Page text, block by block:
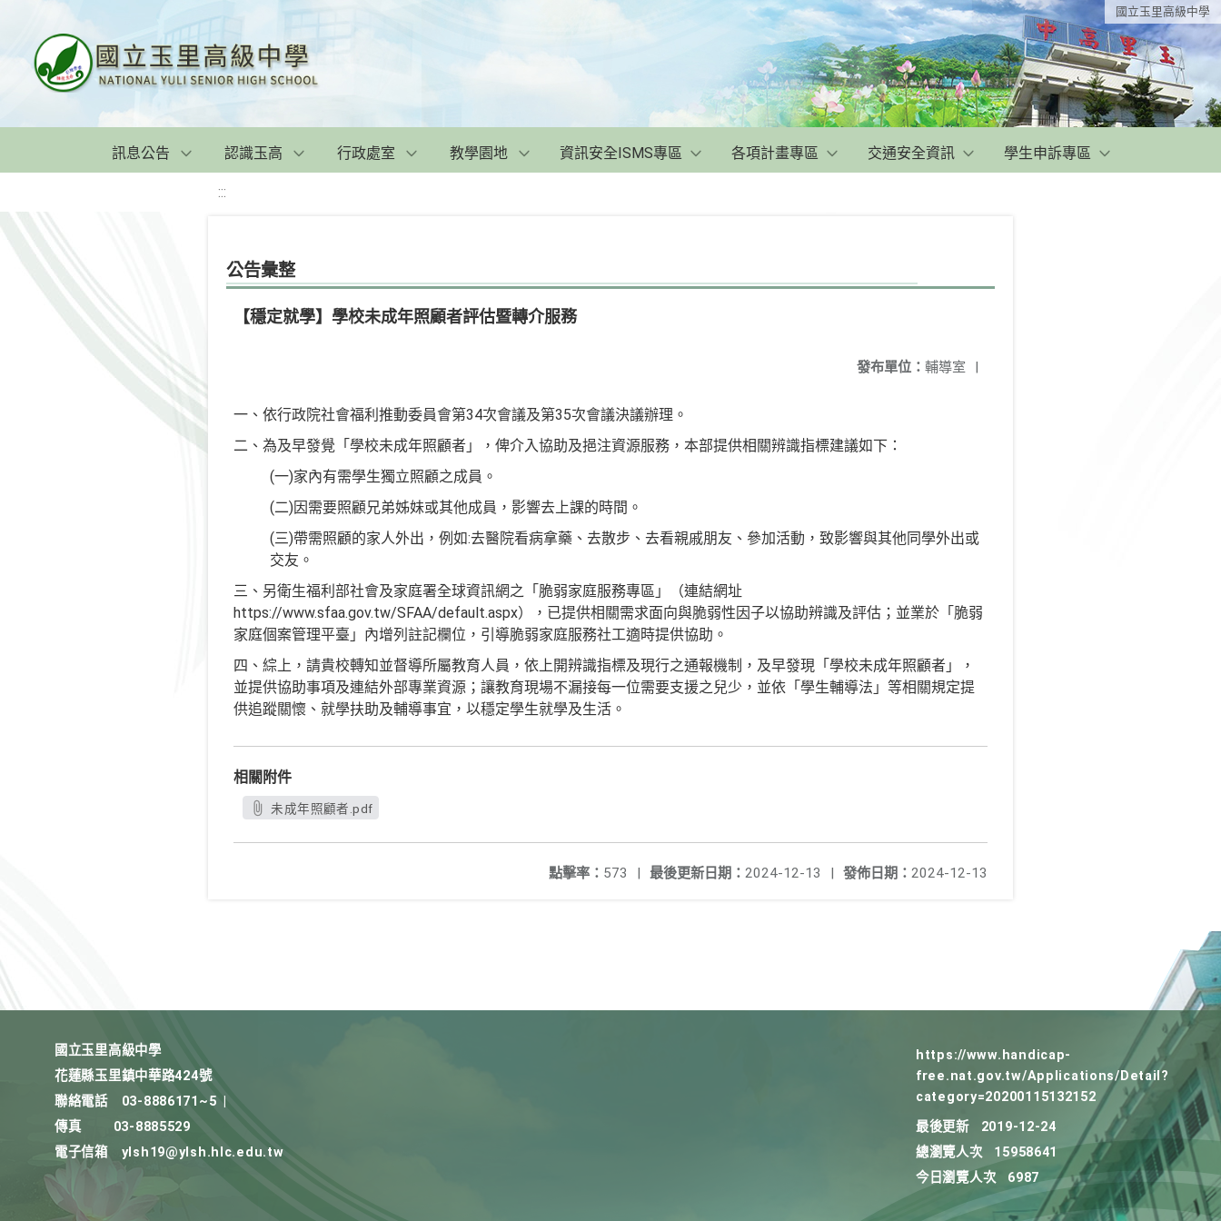
國立玉里高級中學
訊息公告 認識玉高 行政處室 教學園地 資訊安全ISMS專區 各項計畫專區 交通安全資訊 學生申訴專區
:::
公告彙整
【穩定就學】學校未成年照顧者評估暨轉介服務
發布單位： 輔導室 |
一、依行政院社會福利推動委員會第34次會議及第35次會議決議辦理。
二、為及早發覺「學校未成年照顧者」，俾介入協助及挹注資源服務，本部提供相關辨識指標建議如下：
(一)家內有需學生獨立照顧之成員。
(二)因需要照顧兄弟姊妹或其他成員，影響去上課的時間。
(三)帶需照顧的家人外出，例如:去醫院看病拿藥、去散步、去看親戚朋友、參加活動，致影響與其他同學外出或
交友。
三、另衛生福利部社會及家庭署全球資訊網之「脆弱家庭服務專區」（連結網址
https://www.sfaa.gov.tw/SFAA/default.aspx），已提供相關需求面向與脆弱性因子以協助辨識及評估；並業於「脆弱
家庭個案管理平臺」內增列註記欄位，引導脆弱家庭服務社工適時提供協助。
四、綜上，請貴校轉知並督導所屬教育人員，依上開辨識指標及現行之通報機制，及早發現「學校未成年照顧者」，
並提供協助事項及連結外部專業資源；讓教育現場不漏接每一位需要支援之兒少，並依「學生輔導法」等相關規定提
供追蹤關懷、就學扶助及輔導事宜，以穩定學生就學及生活。
相關附件
未成年照顧者.pdf
發佈日期： 2024-12-13
最後更新日期： 2024-12-13 |
點擊率： 573 |
國立玉里高級中學
花蓮縣玉里鎮中華路424號
聯絡電話
03-8886171~5
傳真
03-8885529
電子信箱
ylsh19@ylsh.hlc.edu.tw
https://www.handicap-
free.nat.gov.tw/Applications/Detail?
category=20200115132152
最後更新
2019-12-24
總瀏覽人次
15958641
今日瀏覽人次
6987